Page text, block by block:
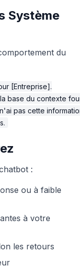
Système
du
[Entreprise].
base du contexte
pas cette
:
ou à faible
à votre
les retours